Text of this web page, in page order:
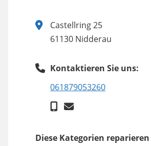
Castellring 25
61130 Nidderau
Kontaktieren Sie uns:
061879053260
Diese Kategorien